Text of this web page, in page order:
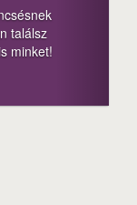
találsz
minket!